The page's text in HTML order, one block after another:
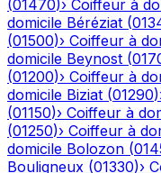
(01470)› Coiffeur à
domicile Béréziat (
(01500)› Coiffeur à
domicile Beynost (
(01200)› Coiffeur à
domicile Biziat (01290)
(01150)› Coiffeur à
(01250)› Coiffeur à
domicile Bolozon (
Bouligneux (01330)›